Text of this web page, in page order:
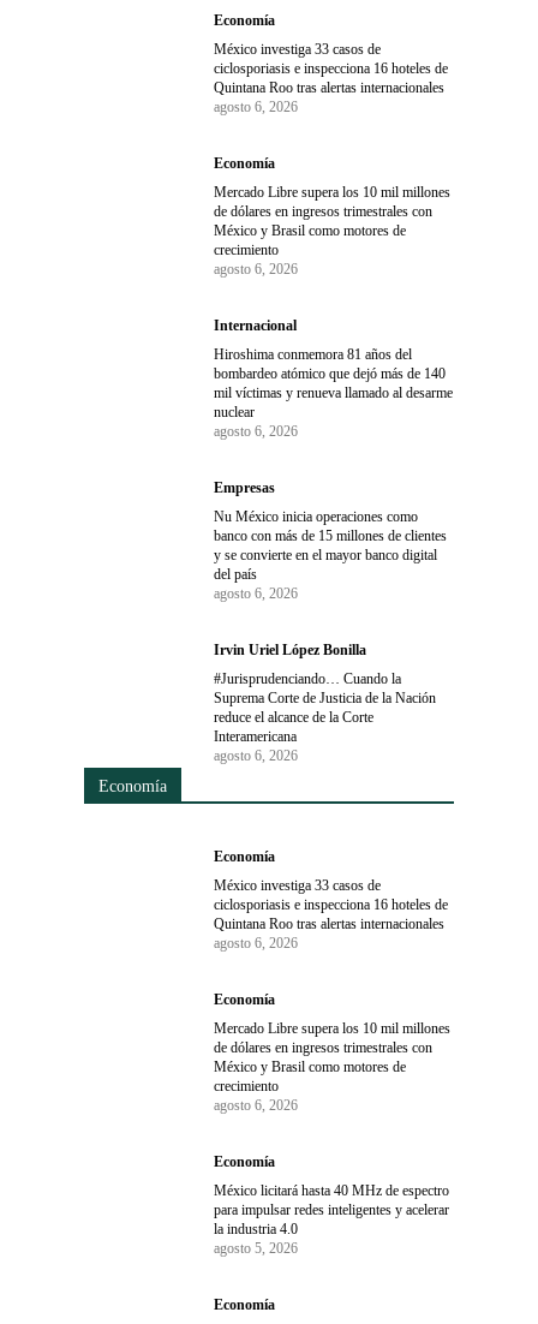
Economía
México investiga 33 casos de
ciclosporiasis e inspecciona 16 hoteles de
Quintana Roo tras alertas internacionales
agosto 6, 2026
Economía
Mercado Libre supera los 10 mil millones
de dólares en ingresos trimestrales con
México y Brasil como motores de
crecimiento
agosto 6, 2026
Internacional
Hiroshima conmemora 81 años del
bombardeo atómico que dejó más de 140
mil víctimas y renueva llamado al desarme
nuclear
agosto 6, 2026
Empresas
Nu México inicia operaciones como
banco con más de 15 millones de clientes
y se convierte en el mayor banco digital
del país
agosto 6, 2026
Irvin Uriel López Bonilla
#Jurisprudenciando… Cuando la
Suprema Corte de Justicia de la Nación
reduce el alcance de la Corte
Interamericana
agosto 6, 2026
Economía
Economía
México investiga 33 casos de
ciclosporiasis e inspecciona 16 hoteles de
Quintana Roo tras alertas internacionales
agosto 6, 2026
Economía
Mercado Libre supera los 10 mil millones
de dólares en ingresos trimestrales con
México y Brasil como motores de
crecimiento
agosto 6, 2026
Economía
México licitará hasta 40 MHz de espectro
para impulsar redes inteligentes y acelerar
la industria 4.0
agosto 5, 2026
Economía